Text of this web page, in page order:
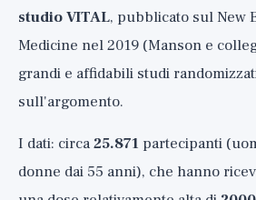
studio VITAL, pubblicato sul New
Medicine nel 2019 (Manson e
grandi e affidabili studi
sull'argomento.
I dati: circa25.871 partecipanti
donne dai 55 anni), che hanno